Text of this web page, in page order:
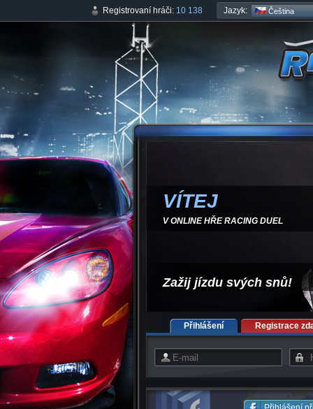
Registrovaní hráči: 10 138 Jazyk: Čeština
VÍTEJ
V ONLINE HŘE RACING DUEL
Zažij jízdu svých snů!
Přihlášení Registrace